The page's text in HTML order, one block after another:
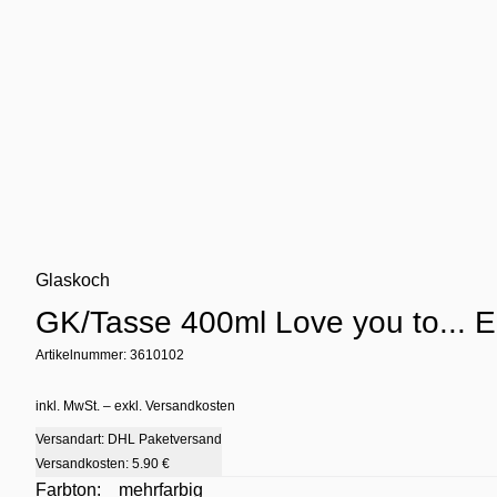
Glaskoch
GK/Tasse 400ml Love you to...
Artikelnummer: 3610102
inkl. MwSt. – exkl. Versandkosten
Versandart: DHL Paketversand
Versandkosten: 5.90 €
Farbton:
mehrfarbig